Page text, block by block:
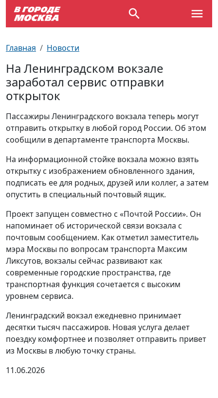
Главная Новости
На Ленинградском вокзале
заработал сервис отправки
открыток
Пассажиры Ленинградского вокзала теперь могут
отправить открытку в любой город России. Об этом
сообщили в департаменте транспорта Москвы.
На информационной стойке вокзала можно взять
открытку с изображением обновленного здания,
подписать ее для родных, друзей или коллег, а затем
опустить в специальный почтовый ящик.
Проект запущен совместно с «Почтой России». Он
напоминает об исторической связи вокзала с
почтовым сообщением. Как отметил заместитель
мэра Москвы по вопросам транспорта Максим
Ликсутов, вокзалы сейчас развивают как
современные городские пространства, где
транспортная функция сочетается с высоким
уровнем сервиса.
Ленинградский вокзал ежедневно принимает
десятки тысяч пассажиров. Новая услуга делает
поездку комфортнее и позволяет отправить привет
из Москвы в любую точку страны.
11.06.2026
Детям
Концерты
Спорт
Театр
Экскурсии
ТV-программа
По профессиям
Возле метро
Новости
Перехватывающие парковки
Платные парковки закрытого типа
Специализированные стоянки
Стоянки для большегрузного
Трамваи
Электрички
Схема метро
Пробки на дорогах
Карта Москвы
Улицы Москвы
Почтовые индексы